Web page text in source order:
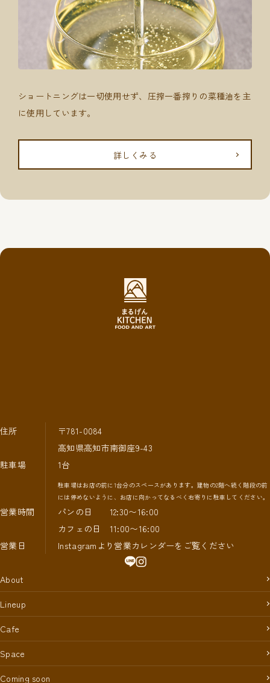
ショートニングは一切使用せず、圧搾一番搾りの菜種油を主
に使用しています。
詳しくみる
住所
〒781-0084
高知県高知市南御座9-43
駐車場
1台
駐車場はお店の前に1台分のスペースがあります。建物の2階へ続く階段の前
には停めないように、お店に向かってなるべく右寄りに駐車してください。
営業時間
パンの日 12:30〜16:00
カフェの日 11:00〜16:00
営業日
Instagramより営業カレンダーをご覧ください
About
Lineup
Cafe
Space
Coming soon